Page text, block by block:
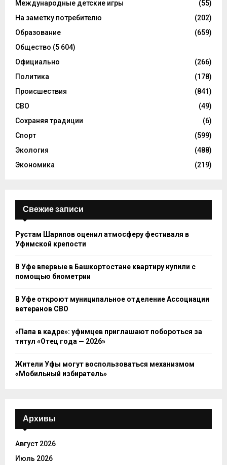
Международные детские игры
(55)
На заметку потребителю
(202)
Образование
(659)
Общество (5 604)
Официально
(266)
Политика
(178)
Происшествия
(841)
СВО
(49)
Сохраняя традиции
(6)
Спорт
(599)
Экология
(488)
Экономика
(219)
Свежие записи
Рустам Шарипов оценил атмосферу фестиваля в
Уфимской крепости
В Уфе впервые в Башкортостане квартиру купили с
помощью биометрии
В Уфе откроют муниципальное отделение Ассоциации
ветеранов СВО
«Папа в кадре»: уфимцев приглашают побороться за
титул «Отец года — 2026»
Жители Уфы могут воспользоваться механизмом
«Мобильный избиратель»
Архивы
Август 2026
Июль 2026